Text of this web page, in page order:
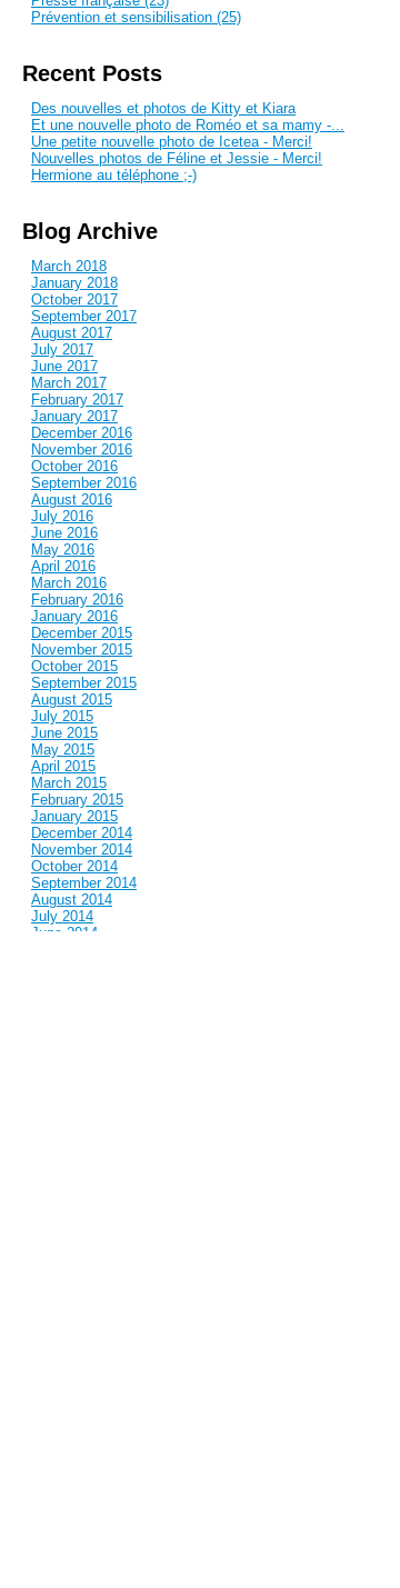
Prévention et sensibilisation (25)
Recent Posts
Des nouvelles et photos de Kitty et Kiara
Et une nouvelle photo de Roméo et sa mamy -...
Une petite nouvelle photo de Icetea - Merci!
Nouvelles photos de Féline et Jessie - Merci!
Hermione au téléphone ;-)
Blog Archive
March 2018
January 2018
October 2017
September 2017
August 2017
July 2017
June 2017
March 2017
February 2017
January 2017
December 2016
November 2016
October 2016
September 2016
August 2016
July 2016
June 2016
May 2016
April 2016
March 2016
February 2016
January 2016
December 2015
November 2015
October 2015
September 2015
August 2015
July 2015
June 2015
May 2015
April 2015
March 2015
February 2015
January 2015
December 2014
November 2014
October 2014
September 2014
August 2014
July 2014
June 2014